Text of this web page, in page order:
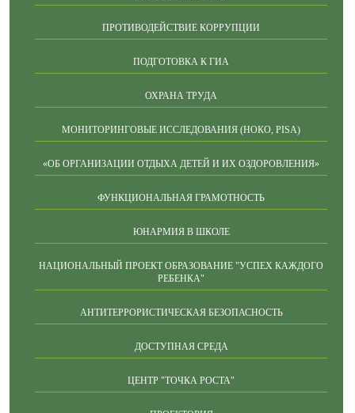
ПРОТИВОДЕЙСТВИЕ КОРРУПЦИИ
ПОДГОТОВКА К ГИА
ОХРАНА ТРУДА
МОНИТОРИНГОВЫЕ ИССЛЕДОВАНИЯ (НОКО, PISA)
«ОБ ОРГАНИЗАЦИИ ОТДЫХА ДЕТЕЙ И ИХ ОЗДОРОВЛЕНИЯ»
ФУНКЦИОНАЛЬНАЯ ГРАМОТНОСТЬ
ЮНАРМИЯ В ШКОЛЕ
НАЦИОНАЛЬНЫЙ ПРОЕКТ ОБРАЗОВАНИЕ "УСПЕХ КАЖДОГО
РЕБЕНКА"
АНТИТЕРРОРИСТИЧЕСКАЯ БЕЗОПАСНОСТЬ
ДОСТУПНАЯ СРЕДА
ЦЕНТР "ТОЧКА РОСТА"